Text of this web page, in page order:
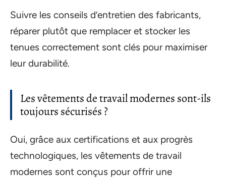
Suivre les conseils d’entretien des fabricants,
réparer plutôt que remplacer et stocker les
tenues correctement sont clés pour maximiser
leur durabilité.
Les vêtements de travail modernes sont-ils
toujours sécurisés ?
Oui, grâce aux certifications et aux progrès
technologiques, les vêtements de travail
modernes sont conçus pour offrir une